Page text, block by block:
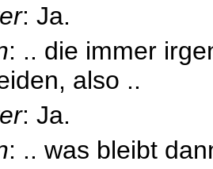
: Ja.
: .. die immer
also ..
: Ja.
: .. was bleibt